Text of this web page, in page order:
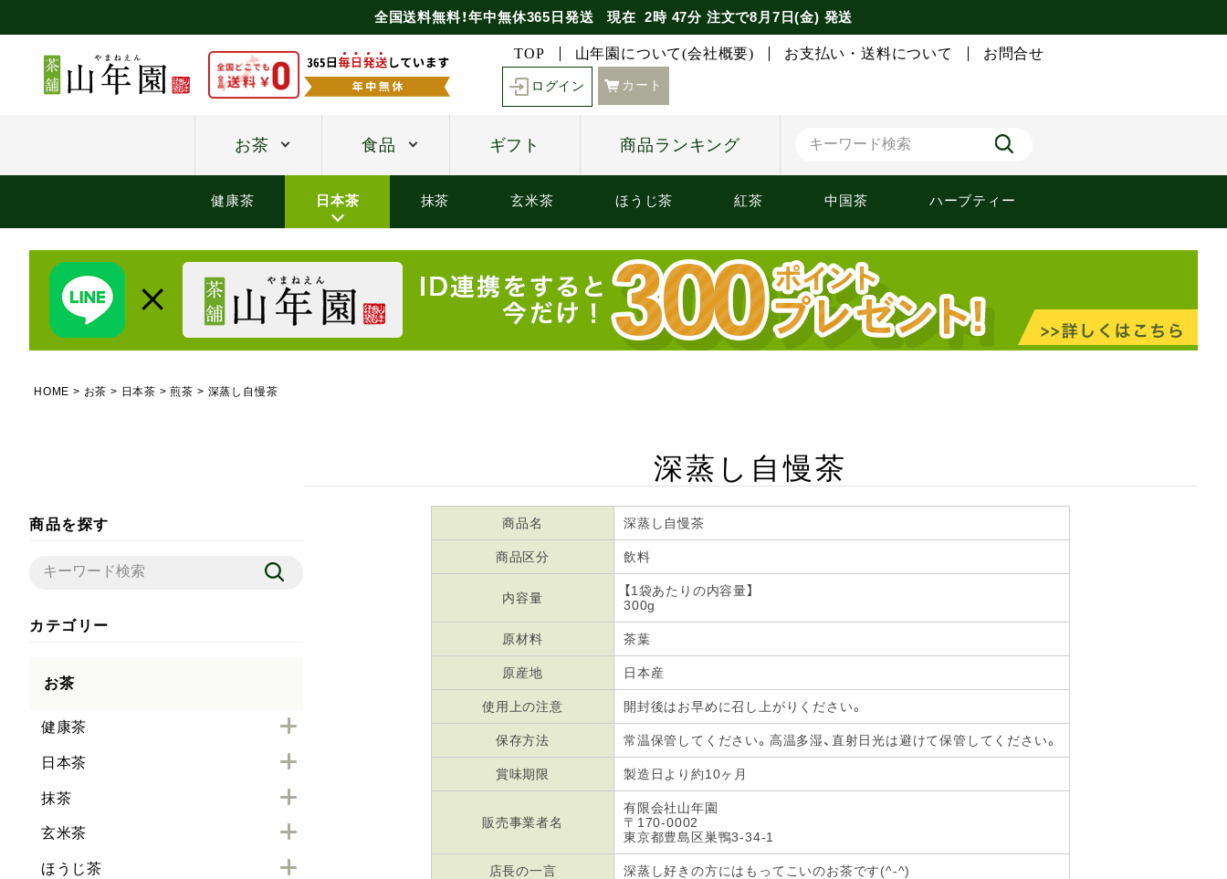
全国送料無料！年中無休365日発送 現在 2時 47分注文で8月7日(金) 発送
TOP 山年園について(会社概要) お支払い・送料について お問合せ
ログイン カート
お茶 食品 ギフト 商品ランキング
健康茶 日本茶 抹茶 玄米茶 ほうじ茶 紅茶 中国茶 ハーブティー
HOME お茶 日本茶 煎茶 深蒸し自慢茶
商品を探す
カテゴリー
お茶
健康茶
日本茶
抹茶
玄米茶
ほうじ茶
深蒸し自慢茶
商品名 深蒸し自慢茶
商品区分 飲料
内容量
【1袋あたりの内容量】
300g
原材料 茶葉
原産地 日本産
使用上の注意 開封後はお早めに召し上がりください。
保存方法 常温保管してください。高温多湿、直射日光は避けて保管してください。
賞味期限 製造日より約10ヶ月
販売事業者名
有限会社山年園
〒170-0002
東京都豊島区巣鴨3-34-1
店長の一言 深蒸し好きの方にはもってこいのお茶です(^-^)